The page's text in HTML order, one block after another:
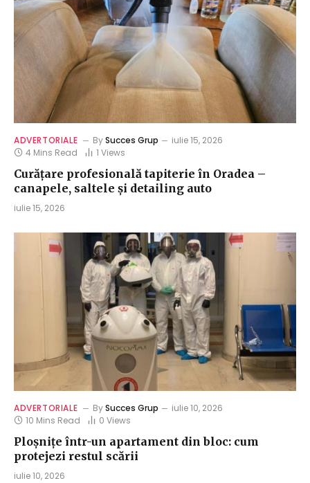
ADVERTORIALE BySucces Grup
iulie 15, 2026
4 Mins Read
1 Views
Curățare profesională tapiterie în Oradea –
canapele, saltele și detailing auto
iulie 15, 2026
ADVERTORIALE BySucces Grup
iulie 10, 2026
10 Mins Read
0 Views
Ploșnițe într-un apartament din bloc: cum
protejezi restul scării
iulie 10, 2026